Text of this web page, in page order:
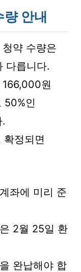
량 안내
약 수량은
다릅니다.
원
50%인
정되면
좌에 미리 준
2월 25일 환
완납해야 합